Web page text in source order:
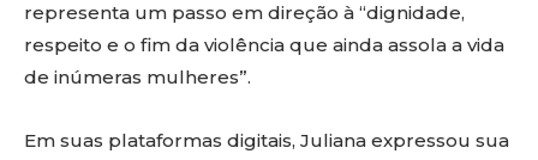
representa um passo em direção à “dignidade,
respeito e o fim da violência que ainda assola a vida
de inúmeras mulheres”.
Em suas plataformas digitais, Juliana expressou sua